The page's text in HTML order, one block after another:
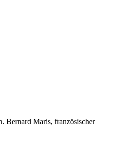
Bernard Maris, französischer